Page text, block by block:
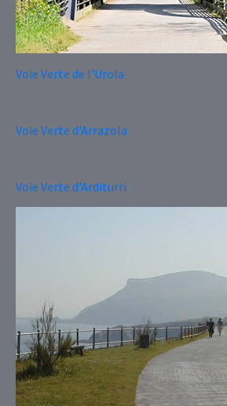
Voie Verte de l'Urola
Voie Verte d'Arrazola
Voie Verte d'Arditurri